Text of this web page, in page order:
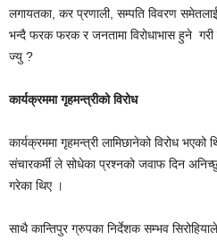
लगायतका, कर प्रणाली, सम्पति विवरण
भन्दै फरक फरक र जनतामा विरोधाभास हुने गरी
ज्यु ?
कार्यक्रममा गृहमन्त्रीको विरोध
कार्यक्रममा गृहमन्त्री लामिछानेको विरोध
संचारकर्मी ले सोधेका प्रश्नको जवाफ दिन
गरेका थिए ।
साथै कान्तिपुर ग्रुपका निर्देशक सम्भव